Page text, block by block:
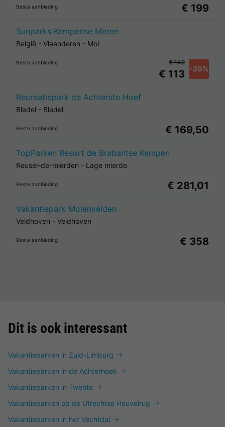
Beste aanbieding € 199
Sunparks Kempense Meren
België - Vlaanderen - Mol
Beste aanbieding
€ 113 -20%
€ 142
Recreatiepark de Achterste Hoef
Bladel - Bladel
Beste aanbieding € 169,50
TopParken Resort de Brabantse Kempen
Reusel-de-mierden - Lage mierde
Beste aanbieding € 281,01
Vakantiepark Molenvelden
Veldhoven - Veldhoven
Beste aanbieding € 358
Dit is ook interessant
Vakantieparken in Zuid-Limburg
Vakantieparken in de Achterhoek
Vakantieparken in Twente
Vakantieparken op de Utrechtse Heuvelrug
Vakantieparken in het Vechtdal